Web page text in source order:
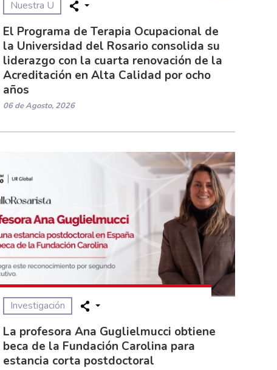
Nuestra U
El Programa de Terapia Ocupacional de
la Universidad del Rosario consolida su
liderazgo con la cuarta renovación de la
Acreditación en Alta Calidad por ocho
años
06 de Agosto, 2026
Investigación
La profesora Ana Guglielmucci obtiene
beca de la Fundación Carolina para
estancia corta postdoctoral